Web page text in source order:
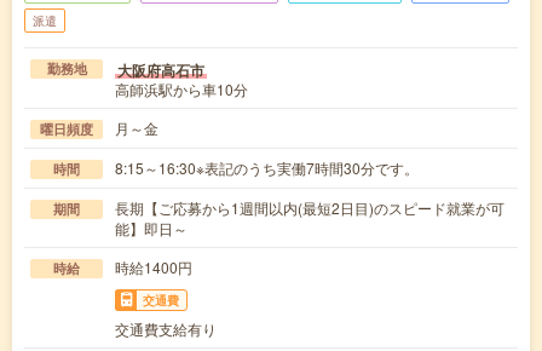
派遣
勤務地 大阪府高石市
高師浜駅から車10分
曜日頻度 月～金
時間 8:15～16:30※表記のうち実働7時間30分です。
期間
長期【ご応募から1週間以内(最短2日目)のスピード就業が可
能】即日～
時給 時給1400円
交通費
交通費支給有り